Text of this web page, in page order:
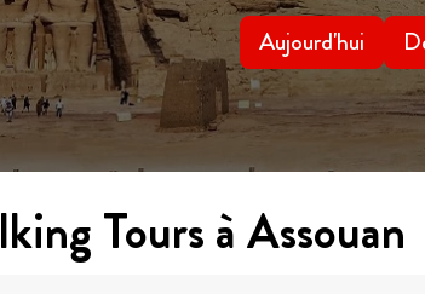
Aujourd'hui
Tours à Assouan